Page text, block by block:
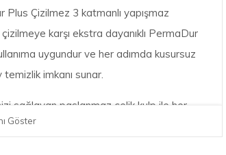
Çizilmez 3 katmanlı yapışmaz
karşı ekstra dayanıklı PermaDur
uygundur ve her adımda kusursuz
temizlik imkanı sunar.
sağlayan paslanmaz çelik kulp ile her
yönlü kullanım.* *Her bir bileşenin
Göster